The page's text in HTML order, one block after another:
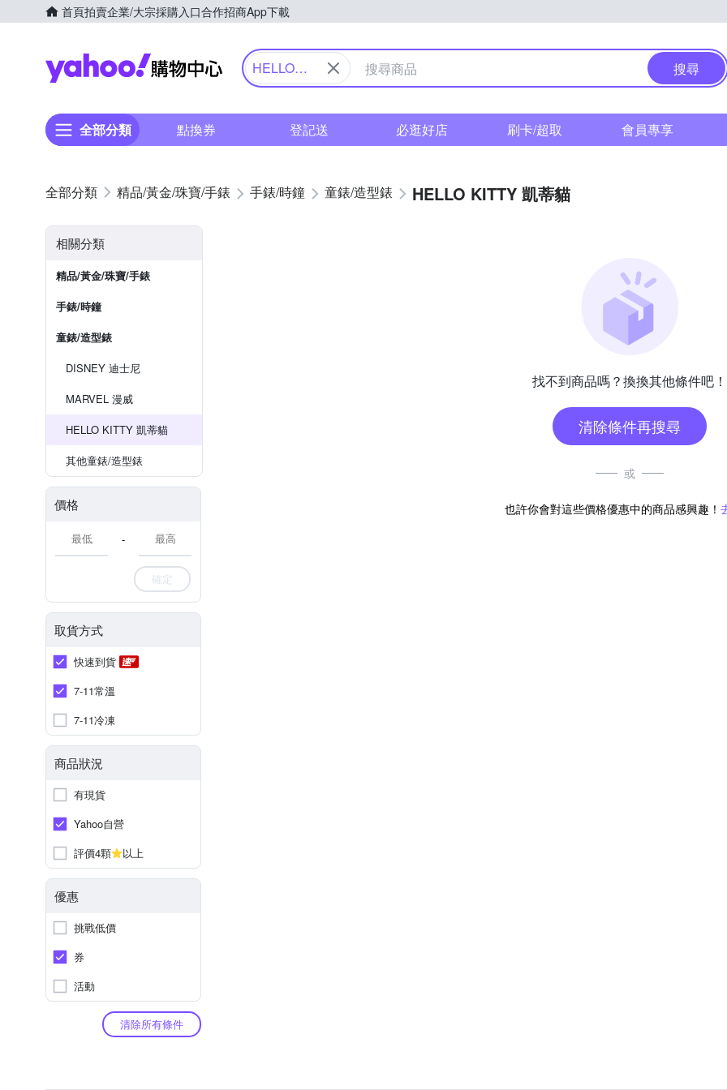
首頁拍賣企業/大宗採購入口合作招商App下載
Yahoo購物中心
HELLO
搜尋
全部分類 點換券 登記送 必逛好店 刷卡/超取 會員專享
精品/黃金/珠寶/手錶 手錶/時鐘 童錶/造型錶 HELLO KITTY 凱蒂貓
相關分類
精品/黃金/珠寶/手錶
手錶/時鐘
童錶/造型錶
DISNEY 迪士尼
MARVEL 漫威
HELLO KITTY 凱蒂貓
其他童錶/造型錶
價格
-
確定
取貨方式
快速到貨
7-11常溫
7-11冷凍
商品狀況
有現貨
Yahoo自營
評價4顆
以上
優惠
挑戰低價
券
活動
清除所有條件
找不到商品嗎？換換其他條件吧！
清除條件再搜尋
或
也許你會對這些價格優惠中的商品感興趣！